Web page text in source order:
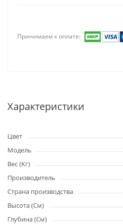
Принимаем к оплате:
Характеристики
Цвет
Модель
Вес (Кг)
Производитель
Страна производства
Высота (См)
Глубина (См)